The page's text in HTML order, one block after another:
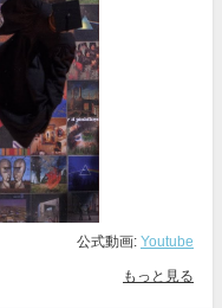
公式動画: Youtube
もっと見る